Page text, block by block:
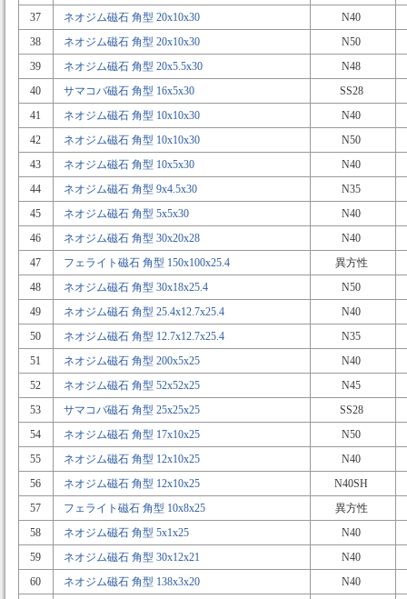
37
ネオジム磁石 角型 20x10x30
N40
38
ネオジム磁石 角型 20x10x30
N50
39
ネオジム磁石 角型 20x5.5x30
N48
40
サマコバ磁石 角型 16x5x30
SS28
41
ネオジム磁石 角型 10x10x30
N40
42
ネオジム磁石 角型 10x10x30
N50
43
ネオジム磁石 角型 10x5x30
N40
44
ネオジム磁石 角型 9x4.5x30
N35
45
ネオジム磁石 角型 5x5x30
N40
46
ネオジム磁石 角型 30x20x28
N40
47
フェライト磁石 角型 150x100x25.4
異方性
48
ネオジム磁石 角型 30x18x25.4
N50
49
ネオジム磁石 角型 25.4x12.7x25.4
N40
50
ネオジム磁石 角型 12.7x12.7x25.4
N35
51
ネオジム磁石 角型 200x5x25
N40
52
ネオジム磁石 角型 52x52x25
N45
53
サマコバ磁石 角型 25x25x25
SS28
54
ネオジム磁石 角型 17x10x25
N50
55
ネオジム磁石 角型 12x10x25
N40
56
ネオジム磁石 角型 12x10x25
N40SH
57
フェライト磁石 角型 10x8x25
異方性
58
ネオジム磁石 角型 5x1x25
N40
59
ネオジム磁石 角型 30x12x21
N40
60
ネオジム磁石 角型 138x3x20
N40